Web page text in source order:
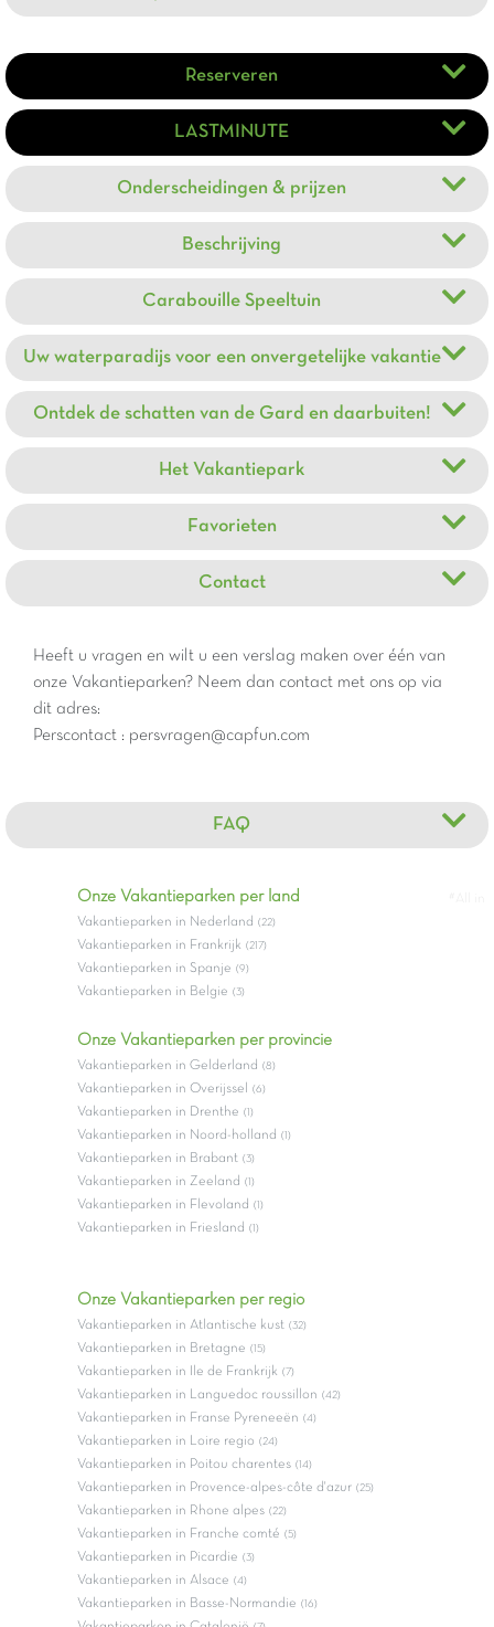
Reserveren
LASTMINUTE
Onderscheidingen & prijzen
Beschrijving
Carabouille Speeltuin
Uw waterparadijs voor een onvergetelijke vakantie
Ontdek de schatten van de Gard en daarbuiten!
Het Vakantiepark
Favorieten
Contact
Heeft u vragen en wilt u een verslag maken over één van
onze Vakantieparken? Neem dan contact met ons op via
dit adres:
Perscontact : persvragen@capfun.com
FAQ
Onze Vakantieparken per land
Vakantieparken in Nederland (22)
Vakantieparken in Frankrijk (217)
Vakantieparken in Spanje (9)
Vakantieparken in Belgie (3)
Onze Vakantieparken per provincie
Vakantieparken in Gelderland (8)
Vakantieparken in Overijssel (6)
Vakantieparken in Drenthe (1)
Vakantieparken in Noord-holland (1)
Vakantieparken in Brabant (3)
Vakantieparken in Zeeland (1)
Vakantieparken in Flevoland (1)
Vakantieparken in Friesland (1)
Onze Vakantieparken per regio
Vakantieparken in Atlantische kust (32)
Vakantieparken in Bretagne (15)
Vakantieparken in Ile de Frankrijk (7)
Vakantieparken in Languedoc roussillon (42)
Vakantieparken in Franse Pyreneeën (4)
Vakantieparken in Loire regio (24)
Vakantieparken in Poitou charentes (14)
Vakantieparken in Provence-alpes-côte d'azur (25)
Vakantieparken in Rhone alpes (22)
Vakantieparken in Franche comté (5)
Vakantieparken in Picardie (3)
Vakantieparken in Alsace (4)
Vakantieparken in Basse-Normandie (16)